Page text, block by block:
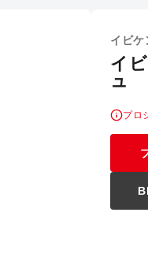
イビケ
イ
ュ
プロ